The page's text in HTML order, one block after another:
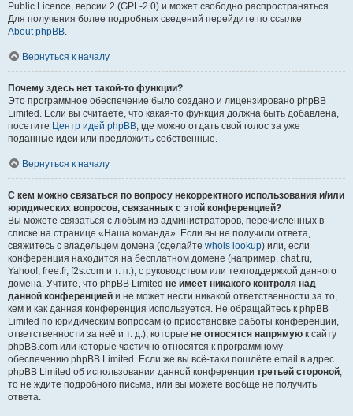
Public Licence, версии 2 (GPL-2.0) и может свободно распространяться.
Для получения более подробных сведений перейдите по ссылке
About phpBB.
Вернуться к началу
Почему здесь нет такой-то функции?
Это программное обеспечение было создано и лицензировано phpBB
Limited. Если вы считаете, что какая-то функция должна быть добавлена,
посетите Центр идей phpBB, где можно отдать свой голос за уже
поданные идеи или предложить собственные.
Вернуться к началу
С кем можно связаться по вопросу некорректного использования и/или
юридических вопросов, связанных с этой конференцией?
Вы можете связаться с любым из администраторов, перечисленных в
списке на странице «Наша команда». Если вы не получили ответа,
свяжитесь с владельцем домена (сделайте whois lookup) или, если
конференция находится на бесплатном домене (например, chat.ru,
Yahoo!, free.fr, f2s.com и т. п.), с руководством или техподдержкой данного
домена. Учтите, что phpBB Limited не имеет никакого контроля над
данной конференцией и не может нести никакой ответственности за то,
кем и как данная конференция используется. Не обращайтесь к phpBB
Limited по юридическим вопросам (о приостановке работы конференции,
ответственности за неё и т. д.), которые не относятся напрямую к сайту
phpBB.com или которые частично относятся к программному
обеспечению phpBB Limited. Если же вы всё-таки пошлёте email в адрес
phpBB Limited об использовании данной конференции третьей стороной,
то не ждите подробного письма, или вы можете вообще не получить
ответа.